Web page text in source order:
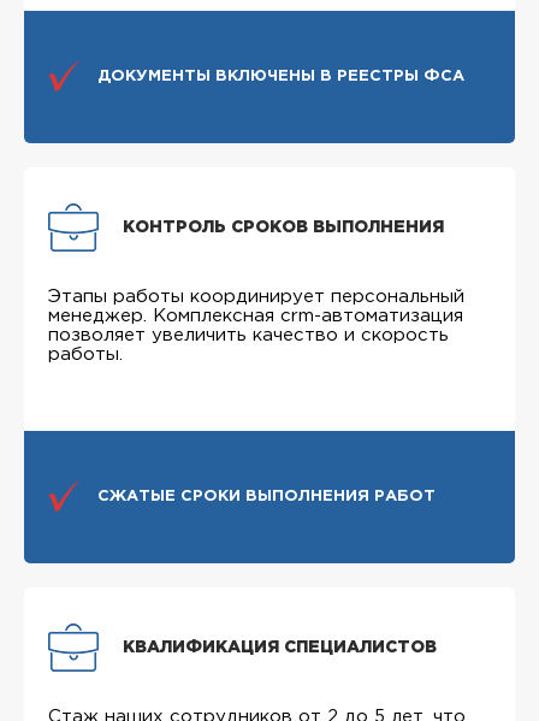
ДОКУМЕНТЫ ВКЛЮЧЕНЫ В РЕЕСТРЫ ФСА
КОНТРОЛЬ СРОКОВ ВЫПОЛНЕНИЯ
Этапы работы координирует персональный
менеджер. Комплексная crm-автоматизация
позволяет увеличить качество и скорость
работы.
СЖАТЫЕ СРОКИ ВЫПОЛНЕНИЯ РАБОТ
КВАЛИФИКАЦИЯ СПЕЦИАЛИСТОВ
Стаж наших сотрудников от 2 до 5 лет, что